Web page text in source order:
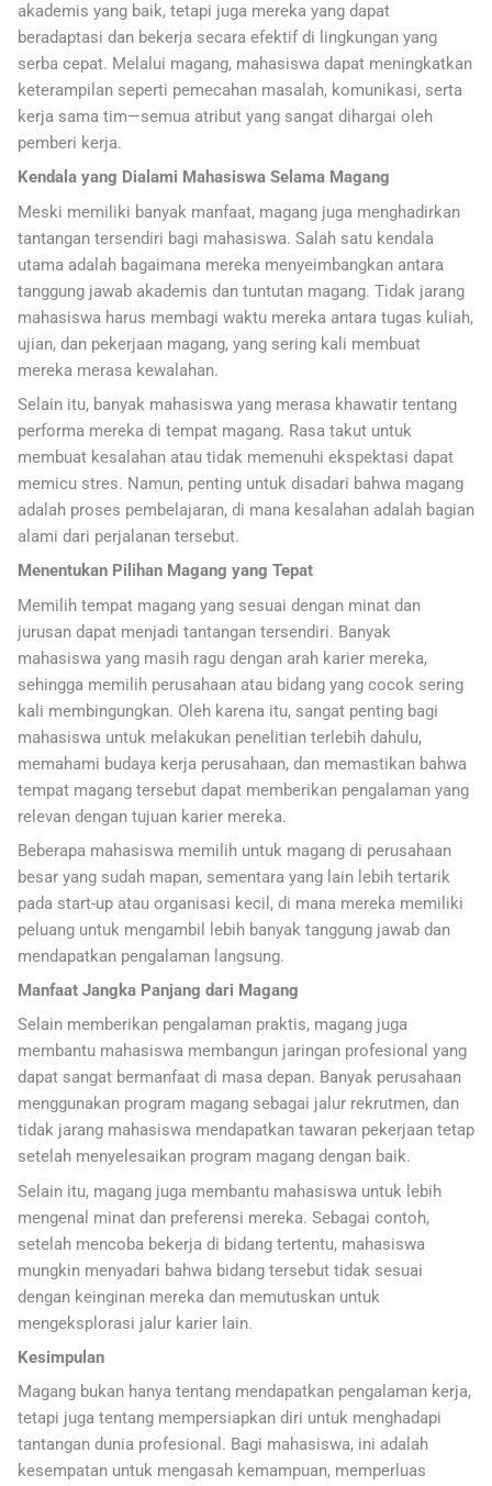
akademis yang baik, tetapi juga mereka yang dapat
beradaptasi dan bekerja secara efektif di lingkungan yang
serba cepat. Melalui magang, mahasiswa dapat meningkatkan
keterampilan seperti pemecahan masalah, komunikasi, serta
kerja sama tim—semua atribut yang sangat dihargai oleh
pemberi kerja.
Kendala yang Dialami Mahasiswa Selama Magang
Meski memiliki banyak manfaat, magang juga menghadirkan
tantangan tersendiri bagi mahasiswa. Salah satu kendala
utama adalah bagaimana mereka menyeimbangkan antara
tanggung jawab akademis dan tuntutan magang. Tidak jarang
mahasiswa harus membagi waktu mereka antara tugas kuliah,
ujian, dan pekerjaan magang, yang sering kali membuat
mereka merasa kewalahan.
Selain itu, banyak mahasiswa yang merasa khawatir tentang
performa mereka di tempat magang. Rasa takut untuk
membuat kesalahan atau tidak memenuhi ekspektasi dapat
memicu stres. Namun, penting untuk disadari bahwa magang
adalah proses pembelajaran, di mana kesalahan adalah bagian
alami dari perjalanan tersebut.
Menentukan Pilihan Magang yang Tepat
Memilih tempat magang yang sesuai dengan minat dan
jurusan dapat menjadi tantangan tersendiri. Banyak
mahasiswa yang masih ragu dengan arah karier mereka,
sehingga memilih perusahaan atau bidang yang cocok sering
kali membingungkan. Oleh karena itu, sangat penting bagi
mahasiswa untuk melakukan penelitian terlebih dahulu,
memahami budaya kerja perusahaan, dan memastikan bahwa
tempat magang tersebut dapat memberikan pengalaman yang
relevan dengan tujuan karier mereka.
Beberapa mahasiswa memilih untuk magang di perusahaan
besar yang sudah mapan, sementara yang lain lebih tertarik
pada start-up atau organisasi kecil, di mana mereka memiliki
peluang untuk mengambil lebih banyak tanggung jawab dan
mendapatkan pengalaman langsung.
Manfaat Jangka Panjang dari Magang
Selain memberikan pengalaman praktis, magang juga
membantu mahasiswa membangun jaringan profesional yang
dapat sangat bermanfaat di masa depan. Banyak perusahaan
menggunakan program magang sebagai jalur rekrutmen, dan
tidak jarang mahasiswa mendapatkan tawaran pekerjaan tetap
setelah menyelesaikan program magang dengan baik.
Selain itu, magang juga membantu mahasiswa untuk lebih
mengenal minat dan preferensi mereka. Sebagai contoh,
setelah mencoba bekerja di bidang tertentu, mahasiswa
mungkin menyadari bahwa bidang tersebut tidak sesuai
dengan keinginan mereka dan memutuskan untuk
mengeksplorasi jalur karier lain.
Kesimpulan
Magang bukan hanya tentang mendapatkan pengalaman kerja,
tetapi juga tentang mempersiapkan diri untuk menghadapi
tantangan dunia profesional. Bagi mahasiswa, ini adalah
kesempatan untuk mengasah kemampuan, memperluas